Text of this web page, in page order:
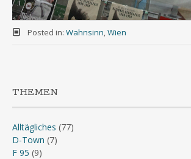
Posted in: Wahnsinn,Wien
THEMEN
Alltägliches (77)
D-Town (7)
F 95 (9)